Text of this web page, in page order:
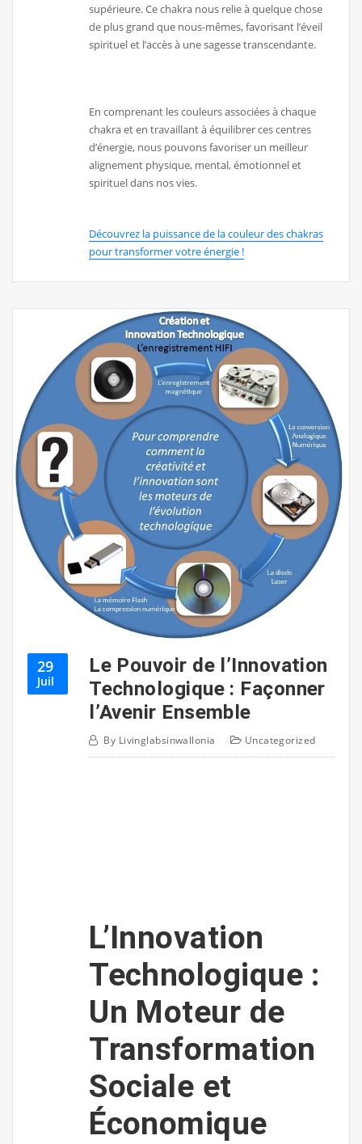
supérieure. Ce chakra nous relie à quelque chose
de plus grand que nous-mêmes, favorisant l’éveil
spirituel et l’accès à une sagesse transcendante.
En comprenant les couleurs associées à chaque
chakra et en travaillant à équilibrer ces centres
d’énergie, nous pouvons favoriser un meilleur
alignement physique, mental, émotionnel et
spirituel dans nos vies.
Découvrez la puissance de la couleur des chakras
pour transformer votre énergie !
29
Juil
Le Pouvoir de l’Innovation
Technologique : Façonner
l’Avenir Ensemble
By Livinglabsinwallonia Uncategorized
L’Innovation
Technologique :
Un Moteur de
Transformation
Sociale et
Économique